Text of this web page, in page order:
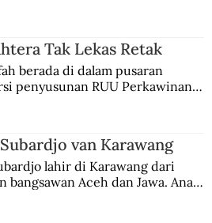
Tak Lekas Retak
berada di dalam pusaran
penyusunan RUU Perkawinan.
van Karawang
lahir di Karawang dari
bangsawan Aceh dan Jawa. Anak